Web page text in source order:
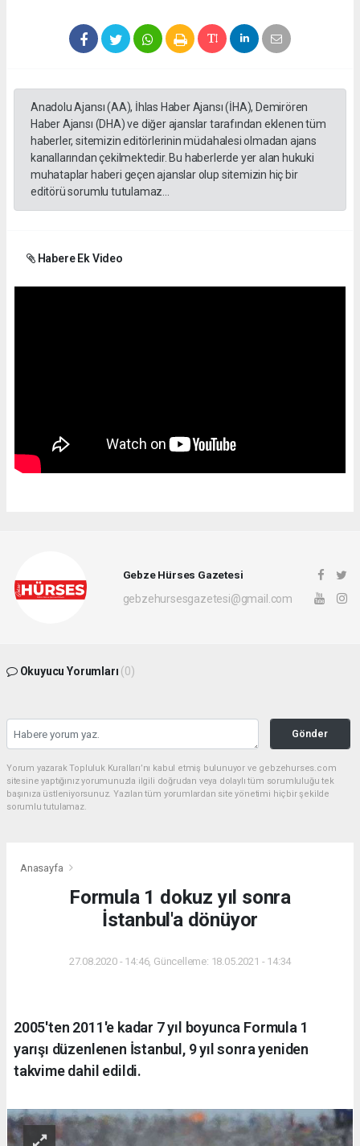
Anadolu Ajansı (AA), İhlas Haber Ajansı (İHA), Demirören
Haber Ajansı (DHA) ve diğer ajanslar tarafından eklenen tüm
haberler, sitemizin editörlerinin müdahalesi olmadan ajans
kanallarından çekilmektedir. Bu haberlerde yer alan hukuki
muhataplar haberi geçen ajanslar olup sitemizin hiç bir
editörü sorumlu tutulamaz...
Habere Ek Video
Gebze Hürses Gazetesi
gebzehursesgazetesi@gmail.com
Okuyucu Yorumları (0)
Gönder
Yorum yazarak Topluluk Kuralları’nı kabul etmiş bulunuyor ve gebzehurses.com
sitesine yaptığınız yorumunuzla ilgili doğrudan veya dolaylı tüm sorumluluğu tek
başınıza üstleniyorsunuz. Yazılan tüm yorumlardan site yönetimi hiçbir şekilde
sorumlu tutulamaz.
Anasayfa
Formula 1 dokuz yıl sonra
İstanbul'a dönüyor
27.08.2020 - 14:46, Güncelleme: 18.05.2021 - 14:34
2005'ten 2011'e kadar 7 yıl boyunca Formula 1
yarışı düzenlenen İstanbul, 9 yıl sonra yeniden
takvime dahil edildi.